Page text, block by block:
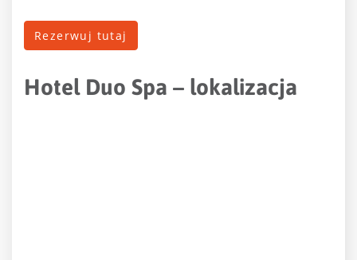
Rezerwuj tutaj
Hotel Duo Spa – lokalizacja